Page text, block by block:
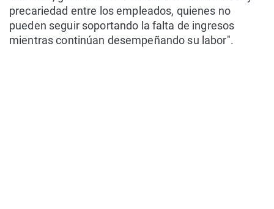
precariedad entre los empleados, quienes no
pueden seguir soportando la falta de ingresos
mientras continúan desempeñando su labor".